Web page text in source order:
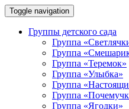
Toggle navigation
Группы детского сада
Группа
Группа
Группа «Теремок»
Группа «Улыбка»
Группа
Группа
Группа «Ягодки»